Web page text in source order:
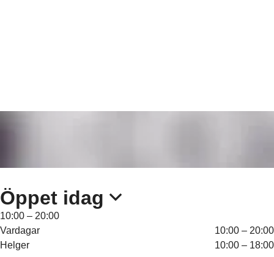
Öppet idag
10:00 – 20:00
Vardagar
10:00 – 20:00
Helger
10:00 – 18:00